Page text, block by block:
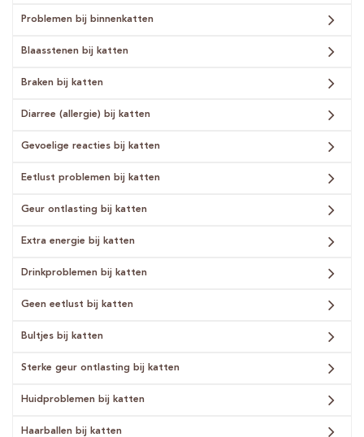
Problemen bij binnenkatten
Blaasstenen bij katten
Braken bij katten
Diarree (allergie) bij katten
Gevoelige reacties bij katten
Eetlust problemen bij katten
Geur ontlasting bij katten
Extra energie bij katten
Drinkproblemen bij katten
Geen eetlust bij katten
Bultjes bij katten
Sterke geur ontlasting bij katten
Huidproblemen bij katten
Haarballen bij katten